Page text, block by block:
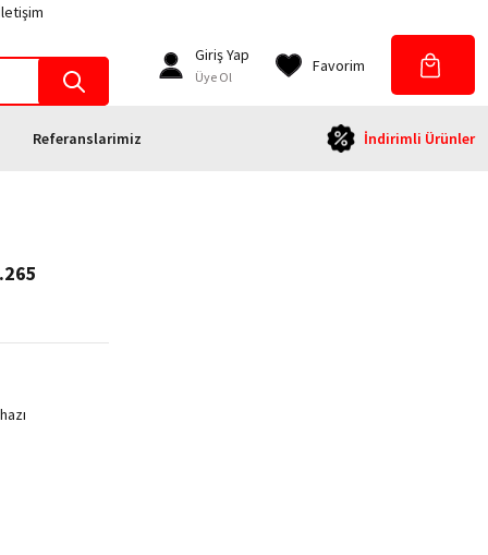
Giriş Yap
Üye Ol
Favorim
Referanslarimiz İndirimli Ürünler